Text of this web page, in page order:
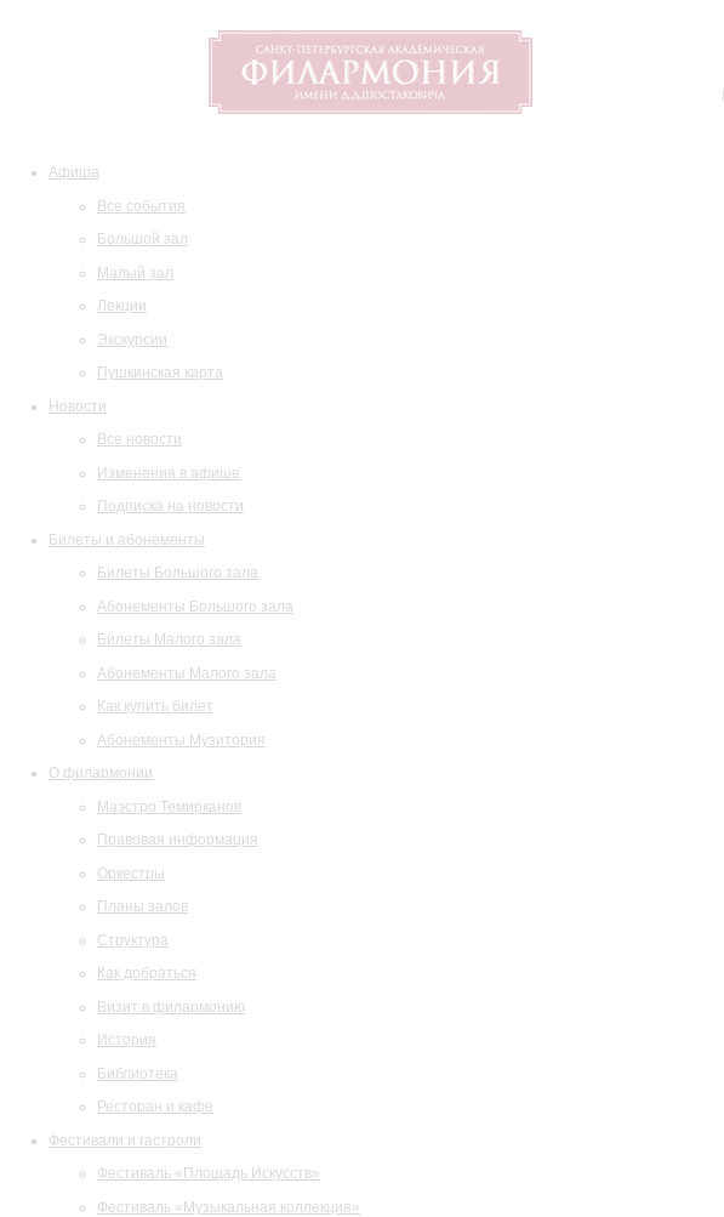
Афиша
Все события
Большой зал
Малый зал
Лекции
Экскурсии
Пушкинская карта
Новости
Все новости
Изменения в афише
Подписка на новости
Билеты и абонементы
Билеты Большого зала
Абонементы Большого зала
Билеты Малого зала
Абонементы Малого зала
Как купить билет
Абонементы Музитория
О филармонии
Маэстро Темирканов
Правовая информация
Оркестры
Планы залов
Структура
Как добраться
Визит в филармонию
История
Библиотека
Ресторан и кафе
Фестивали и гастроли
Фестиваль «Площадь Искусств»
Фестиваль «Музыкальная коллекция»